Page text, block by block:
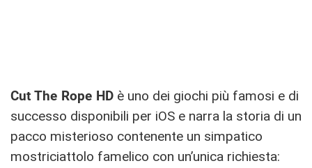
Cut The Rope HD è uno dei giochi più famosi e di
successo disponibili per iOS e narra la storia di un
pacco misterioso contenente un simpatico
mostriciattolo famelico con un’unica richiesta: